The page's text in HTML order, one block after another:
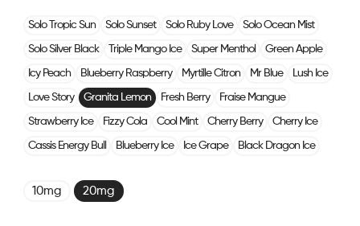
Solo Tropic Sun Solo Sunset Solo Ruby Love Solo Ocean Mist
Solo Silver Black Triple Mango Ice Super Menthol Green Apple
Icy Peach Blueberry Raspberry Myrtille Citron Mr Blue Lush Ice
Love Story Granita Lemon Fresh Berry Fraise Mangue
Strawberry Ice Fizzy Cola Cool Mint Cherry Berry Cherry Ice
Cassis Energy Bull Blueberry Ice Ice Grape Black Dragon Ice
10mg 20mg